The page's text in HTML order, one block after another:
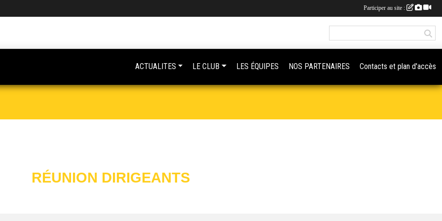
RÉUNION DIRIGEANTS
ACTUALITES LE CLUB LES ÉQUIPES NOS PARTENAIRES Contacts et plan d'accès
Participer au site :